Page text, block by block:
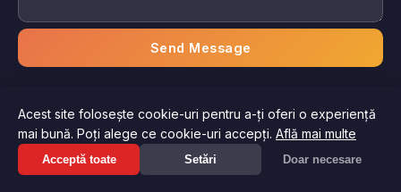
Suna acum: +417 *** *** Afiseaza numarul
Send Message
© 2026 Imobiliare Aici. Toate drepturile rezervate.
Politica de confidențialitateTermeni și condiții
Gestionați preferințele
Acest site folosește cookie-uri pentru a-ți oferi o experiență
mai bună. Poți alege ce cookie-uri accepți. Află mai multe
Acceptă toate Setări Doar necesare